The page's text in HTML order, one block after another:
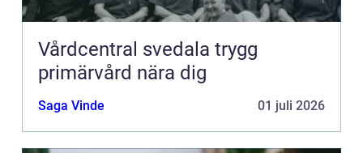
Vårdcentral svedala trygg
primärvård nära dig
Saga Vinde 01 juli 2026